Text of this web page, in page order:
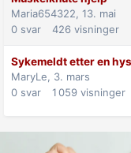
Maria654322, 13. mai
0 svar 426 visninger
Sykemeldt etter en
MaryLe, 3. mars
0 svar 1 059 visninger